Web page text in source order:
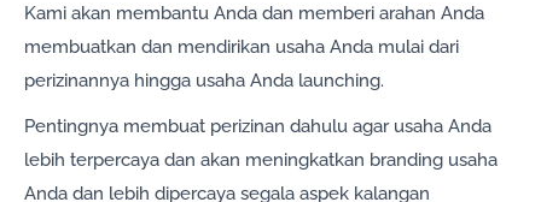
Kami akan membantu Anda dan memberi arahan Anda
membuatkan dan mendirikan usaha Anda mulai dari
perizinannya hingga usaha Anda launching.
Pentingnya membuat perizinan dahulu agar usaha Anda
lebih terpercaya dan akan meningkatkan branding usaha
Anda dan lebih dipercaya segala aspek kalangan